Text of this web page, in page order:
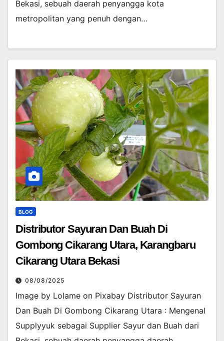
Bekasi, sebuah daerah penyangga kota
metropolitan yang penuh dengan…
BLOG
Distributor Sayuran Dan Buah Di
Gombong Cikarang Utara, Karangbaru
Cikarang Utara Bekasi
08/08/2025
Image by Lolame on Pixabay Distributor Sayuran
Dan Buah Di Gombong Cikarang Utara : Mengenal
Supplyyuk sebagai Supplier Sayur dan Buah dari